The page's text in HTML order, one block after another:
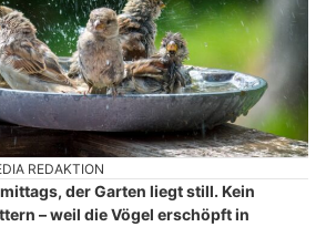
REDAKTION
der Garten liegt still. Kein
– weil die Vögel erschöpft in